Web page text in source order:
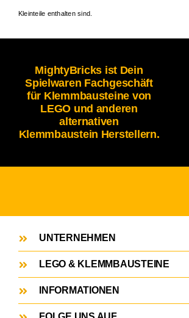
Kleinteile enthalten sind.
MightyBricks ist Dein
Spielwaren Fachgeschäft
für Klemmbausteine von
LEGO und anderen
alternativen
Klemmbaustein Herstellern.
UNTERNEHMEN
LEGO & KLEMMBAUSTEINE
INFORMATIONEN